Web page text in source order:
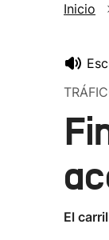
InternacionalInicio
El